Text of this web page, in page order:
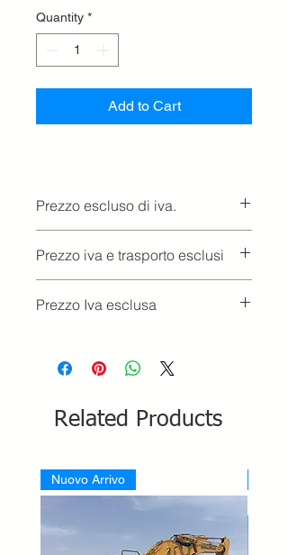
Quantity *
Add to Cart
Prezzo escluso di iva.
Prezzo iva e trasporto esclusi
Prezzo Iva esclusa
Related Products
Nuovo Arrivo